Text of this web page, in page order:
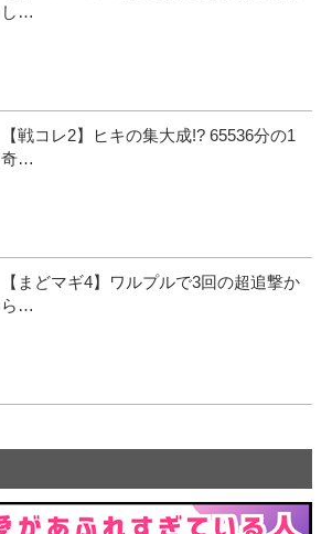
し…
【戦コレ2】ヒキの集大成!? 65536分の1
奇…
【まどマギ4】ワルプルで3回の超追撃か
ら…